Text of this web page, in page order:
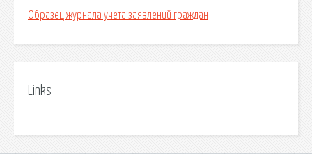
Образец журнала учета заявлений граждан
Links